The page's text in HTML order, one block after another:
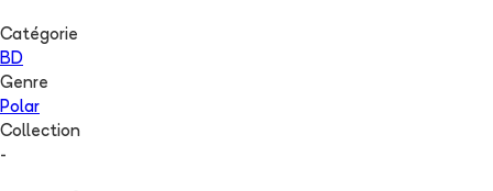
Catégorie
BD
Genre
Polar
Collection
-